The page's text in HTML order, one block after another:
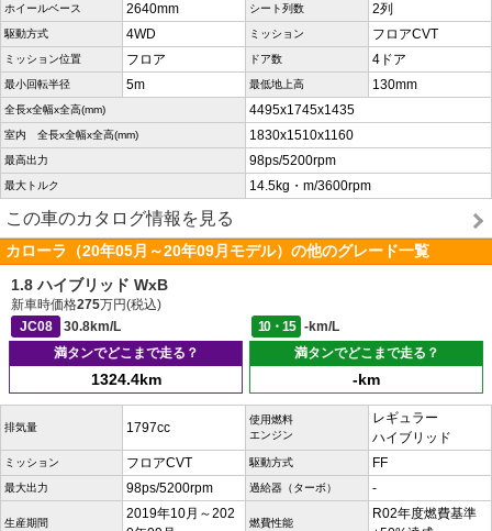
ホイールベース 2640mm シート列数 2列
駆動方式 4WD ミッション フロアCVT
ミッション位置 フロア ドア数 4ドア
最小回転半径 5m 最低地上高 130mm
全長x全幅x全高(mm) 4495x1745x1435
室内 全長x全幅x全高(mm) 1830x1510x1160
最高出力 98ps/5200rpm
最大トルク 14.5kg・m/3600rpm
この車のカタログ情報を見る
カローラ（20年05月～20年09月モデル）の他のグレード一覧
1.8 ハイブリッド WxB
新車時価格275万円(税込)
JC08
30.8km/L 10・15
-km/L
満タンでどこまで走る？
1324.4km
満タンでどこまで走る？
-km
排気量 1797cc
使用燃料
エンジン
レギュラー
ハイブリッド
ミッション フロアCVT 駆動方式 FF
最大出力 98ps/5200rpm 過給器（ターボ） -
生産期間
2019年10月～202
燃費性能
R02年度燃費基準